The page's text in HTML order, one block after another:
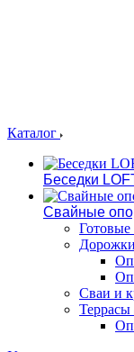
Каталог
Беседки
Свайные
Дорожки
Сваи и
Террасы